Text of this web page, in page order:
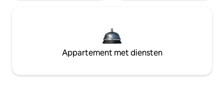
Appartement met diensten